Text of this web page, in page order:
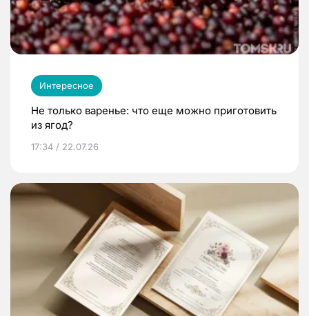
Интересное
Не только варенье: что еще можно приготовить
из ягод?
17:34 / 22.07.26